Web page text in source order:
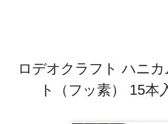
ロデオクラフト ハニ
ト（フッ素） 15本